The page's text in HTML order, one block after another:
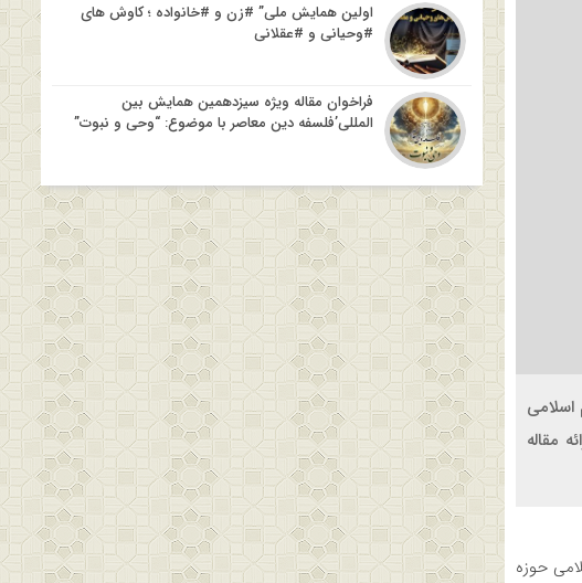
مقاله
حوزه
اولین همایش ملی” #زن و #خانواده ؛ کاوش های
#وحیانی و #عقلانی
فراخوان مقاله ویژه سیزدهمین همایش بین
المللی’فلسفه دین معاصر با موضوع: “وحی و نبوت”